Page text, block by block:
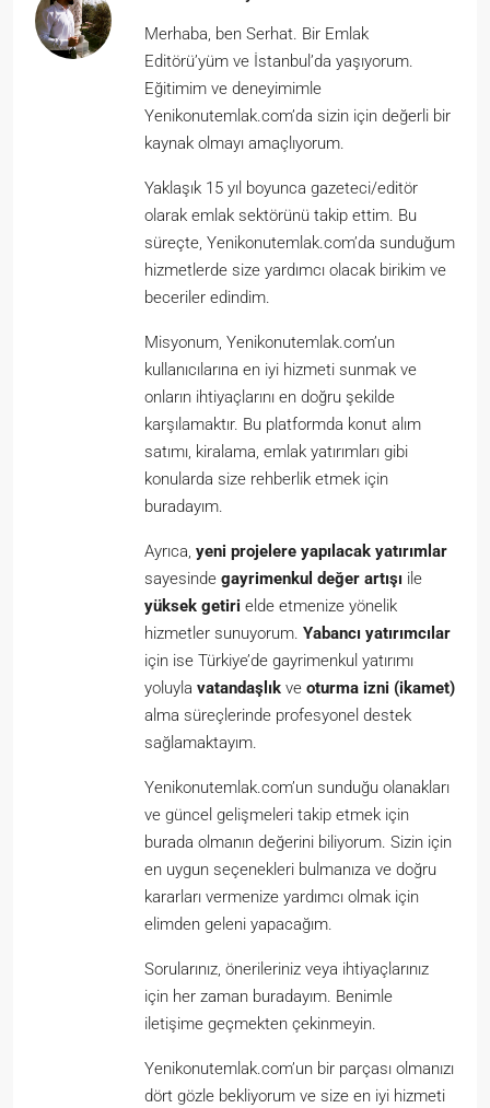
Merhaba, ben Serhat. Bir Emlak
Editörü’yüm ve İstanbul’da yaşıyorum.
Eğitimim ve deneyimimle
Yenikonutemlak.com’da sizin için değerli bir
kaynak olmayı amaçlıyorum.
Yaklaşık 15 yıl boyunca gazeteci/editör
olarak emlak sektörünü takip ettim. Bu
süreçte, Yenikonutemlak.com’da sunduğum
hizmetlerde size yardımcı olacak birikim ve
beceriler edindim.
Misyonum, Yenikonutemlak.com’un
kullanıcılarına en iyi hizmeti sunmak ve
onların ihtiyaçlarını en doğru şekilde
karşılamaktır. Bu platformda konut alım
satımı, kiralama, emlak yatırımları gibi
konularda size rehberlik etmek için
buradayım.
Ayrıca, yeni projelere yapılacak yatırımlar
sayesinde gayrimenkul değer artışı ile
yüksek getiri elde etmenize yönelik
hizmetler sunuyorum. Yabancı yatırımcılar
için ise Türkiye’de gayrimenkul yatırımı
yoluyla vatandaşlık ve oturma izni (ikamet)
alma süreçlerinde profesyonel destek
sağlamaktayım.
Yenikonutemlak.com’un sunduğu olanakları
ve güncel gelişmeleri takip etmek için
burada olmanın değerini biliyorum. Sizin için
en uygun seçenekleri bulmanıza ve doğru
kararları vermenize yardımcı olmak için
elimden geleni yapacağım.
Sorularınız, önerileriniz veya ihtiyaçlarınız
için her zaman buradayım. Benimle
iletişime geçmekten çekinmeyin.
Yenikonutemlak.com’un bir parçası olmanızı
dört gözle bekliyorum ve size en iyi hizmeti